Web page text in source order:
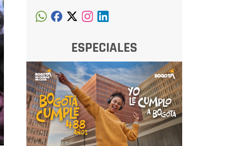
ESPECIALES